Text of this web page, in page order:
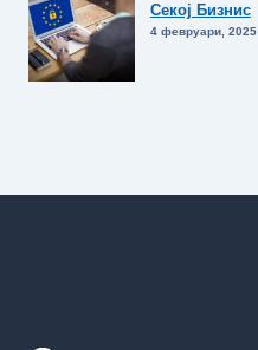
Секој Бизнис
4 февруари, 2025